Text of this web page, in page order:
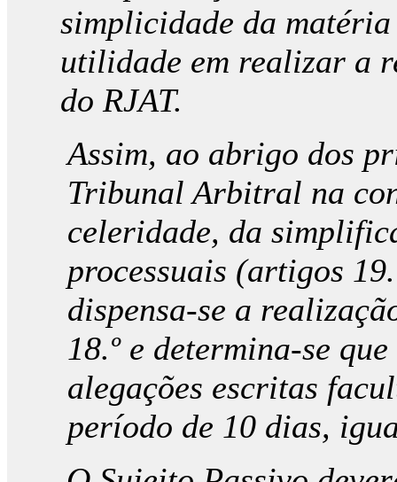
simplicidade da
utilidade em realizar a
do RJAT.
Assim, ao abrigo dos
Tribunal Arbitral na
celeridade, da
processuais (artigos
dispensa-se a
18.º e determina-se
alegações escritas
período de 10 dias,